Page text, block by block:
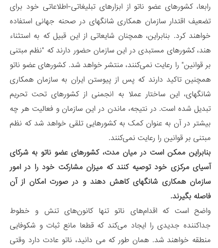
رابعا، کشورهای عضو ناتو از ابزارهای تبلیغاتی-اطلاعاتی خود برای
تضعیف اقتدار سازمان همکاری شانگهای در صحنه جهانی استفاده
خواهند کرد. بنابراین، همچنان شایعاتی از این قبیل که به استثناء
هند، کشورهای مستبدی در این سازمان حضور دارند که "نظم مبتنی
بر قوانین" را رعایت نمی‌کنند، منتشر خواهد شد. کشورهای عضو ناتو
همچنین تاکید دارند که پس از پیوستن ایران به سازمان همکاری
شانگهای، این ساختار عملا به انجمنی از کشورهای تحت تحریم
تبدیل شده است. در نتیجه، ماندن در این سازمان و فعالیت هر چه
بیشتر در آن به عنوان کمک به کشورهایی تلقی خواهد شد که نظم
مبتنی بر قوانین را رعایت نمی‌کنند.
بنابراین ممکن است در میان مدت، کشورهای عضو ناتو به شرکای
آسیای مرکزی خود توصیه کنند که میزان مشارکت خود را در امور
سازمان همکاری شانگهای کاهش دهند و در صورت امکان از آن
فاصله بگیرند.
واضح است که اقدام‌های ناتو تنها کانون‌های تنش و خطوط
جداکننده جدیدی را ایجاد می‌کند که قطعا مانع ثبات و شکوفایی
منطقه خواهند شد. همان طور که می دانید، ناتو عادت دارد وقتی